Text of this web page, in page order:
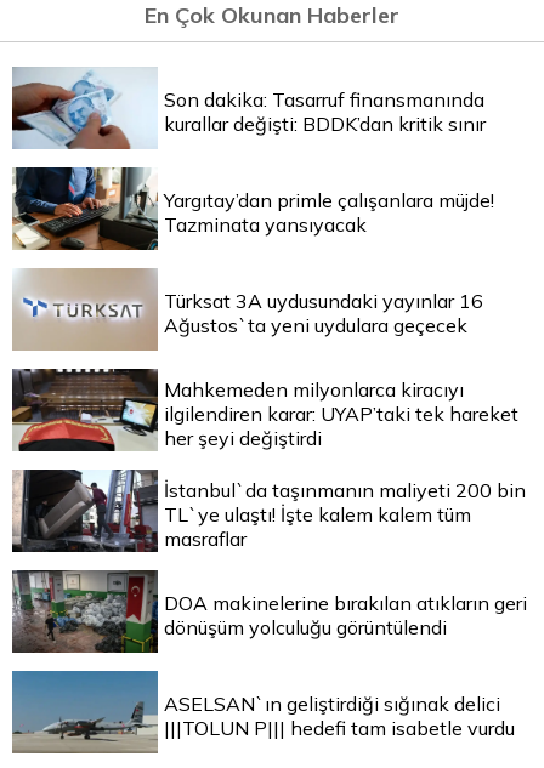
En Çok Okunan Haberler
Son dakika: Tasarruf finansmanında
kurallar değişti: BDDK’dan kritik sınır
Yargıtay’dan primle çalışanlara müjde!
Tazminata yansıyacak
Türksat 3A uydusundaki yayınlar 16
Ağustos`ta yeni uydulara geçecek
Mahkemeden milyonlarca kiracıyı
ilgilendiren karar: UYAP’taki tek hareket
her şeyi değiştirdi
İstanbul`da taşınmanın maliyeti 200 bin
TL`ye ulaştı! İşte kalem kalem tüm
masraflar
DOA makinelerine bırakılan atıkların geri
dönüşüm yolculuğu görüntülendi
ASELSAN`ın geliştirdiği sığınak delici
|||TOLUN P||| hedefi tam isabetle vurdu